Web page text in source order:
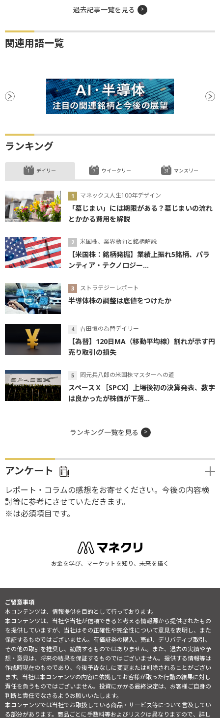
過去記事一覧を見る
関連用語一覧
ランキング
デイリー
マネックス人生100年デザイン
「墓じまい」には期限がある？墓じまいの流れ
とかかる費用を解説
米国株、業界動向と銘柄解説
【米国株：銘柄発掘】業績上振れ5銘柄、パラ
ンティア・テクノロジー...
ストラテジーレポート
半導体株の調整は底値をつけたか
吉田恒の為替デイリー
【為替】120日MA（移動平均線）割れが示す円
売り取引の損失
岡元兵八郎の米国株マスターへの道
スペースＸ［SPCX］上場後初の決算発表、数字
は良かったが株価が下落...
ウイークリー マンスリー
ランキング一覧を見る
アンケート
レポート・コラムの感想をお寄せください。今後の内容検
討等に参考にさせていただきます。
※は必須項目です。
お金を学び、マーケットを知り、未来を描く
ご留意事項
本コンテンツは、情報提供を目的として行っております。
本コンテンツは、当社や当社が信頼できると考える情報源から提供されたもの
を提供していますが、当社はその正確性や完全性について意見を表明し、また
保証するものではございません。有価証券の購入、売却、デリバティブ取引、
その他の取引を推奨し、勧誘するものではありません。また、過去の実績や予
想・意見は、将来の結果を保証するものではございません。提供する情報等は
作成時現在のものであり、今後予告なしに変更または削除されることがござい
ます。当社は本コンテンツの内容に依拠してお客様が取った行動の結果に対し
責任を負うものではございません。投資にかかる最終決定は、お客様ご自身の
判断と責任でなさるようお願いいたします。
本コンテンツでは当社でお取扱している商品・サービス等について言及してい
る部分があります。商品ごとに手数料等およびリスクは異なりますので、詳し